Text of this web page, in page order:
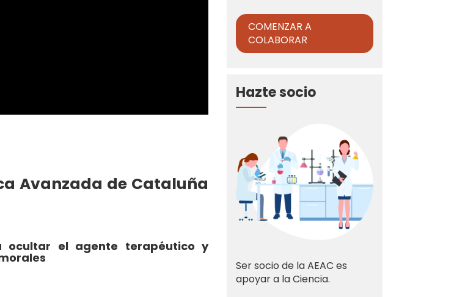
Avanzada de Cataluña
ocultar el agente terapéutico y
COMENZAR A
COLABORAR
Hazte socio
Ser socio de la AEAC es
apoyar a la Ciencia.